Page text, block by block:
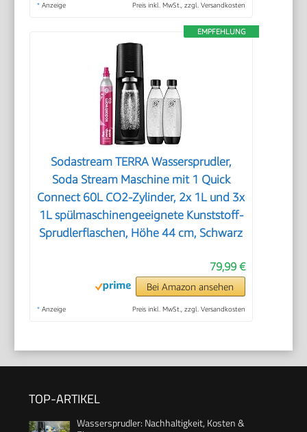
* Anzeige Preis inkl. MwSt., zzgl. Versandkosten
EMPFEHLUNG
Sodastream TERRA Wassersprudler,
Soda Stream Maschine mit 1 Quick
Connect 60L CO2-Zylinder, 2x 1L und 3x
1L spülmaschinengeeignete Kunststoff-
Sprudlerflaschen, Höhe 44 cm, Schwarz
79,99 €
Bei Amazon ansehen
* Anzeige Preis inkl. MwSt., zzgl. Versandkosten
TOP-ARTIKEL
Wassersprudler: Nachhaltigkeit, Kosten &